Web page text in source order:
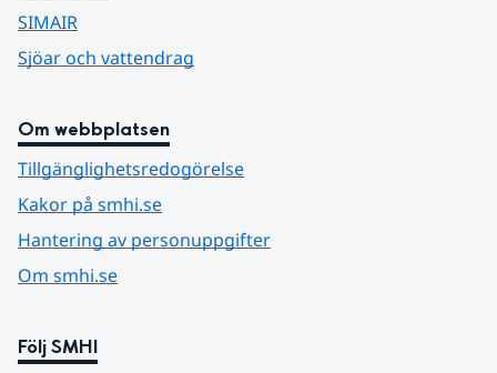
SIMAIR
Sjöar och vattendrag
Om webbplatsen
Tillgänglighetsredogörelse
Kakor på smhi.se
Hantering av personuppgifter
Om smhi.se
Följ SMHI